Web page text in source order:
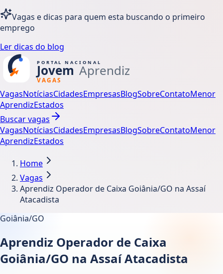
Vagas e dicas para quem esta buscando o primeiro
emprego
Ler dicas do blog
VagasNotíciasCidadesEmpresasBlogSobreContatoMenor
AprendizEstados
Buscar vagas
VagasNotíciasCidadesEmpresasBlogSobreContatoMenor
AprendizEstados
Home
Vagas
Aprendiz Operador de Caixa Goiânia/GO na Assaí
Atacadista
Goiânia/GO
Aprendiz Operador de Caixa
Goiânia/GO na Assaí Atacadista